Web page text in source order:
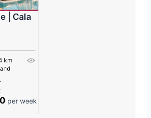
| Cala
km
per week